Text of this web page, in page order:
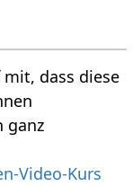
dass diese
ganz
Video-Kurs